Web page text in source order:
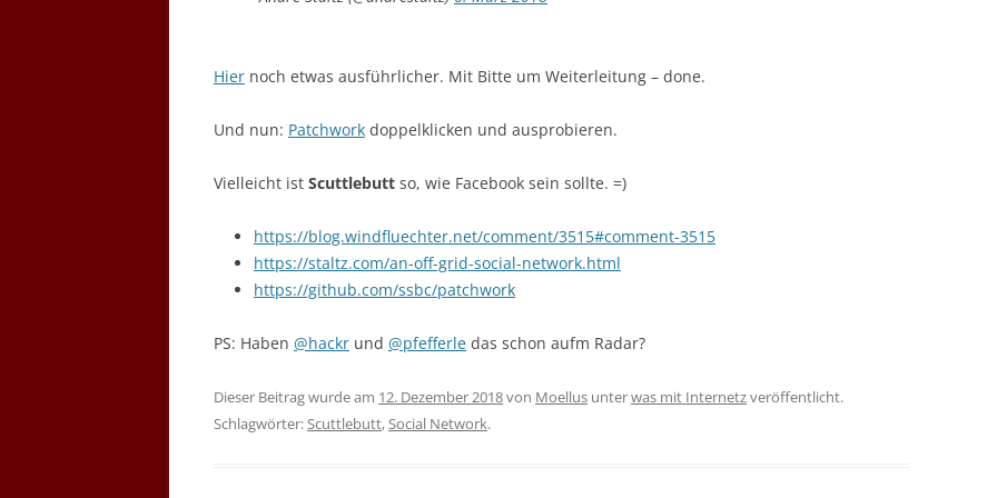
Hier noch etwas ausführlicher. Mit Bitte um Weiterleitung – done.
Und nun: Patchwork doppelklicken und ausprobieren.
Vielleicht ist Scuttlebutt so, wie Facebook sein sollte. =)
https://blog.windfluechter.net/comment/3515#comment-3515
https://staltz.com/an-off-grid-social-network.html
https://github.com/ssbc/patchwork
PS: Haben @hackr und @pfefferle das schon aufm Radar?
Dieser Beitrag wurde am 12. Dezember 2018von Moellus unterwas mit Internetzveröffentlicht.
Schlagwörter: Scuttlebutt, Social Network.